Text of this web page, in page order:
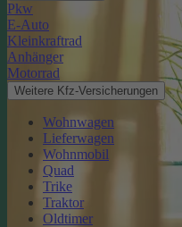
Pkw
E-Auto
Kleinkraftrad
Anhänger
Motorrad
Weitere Kfz-Versicherungen
Wohnwagen
Lieferwagen
Wohnmobil
Quad
Trike
Traktor
Oldtimer